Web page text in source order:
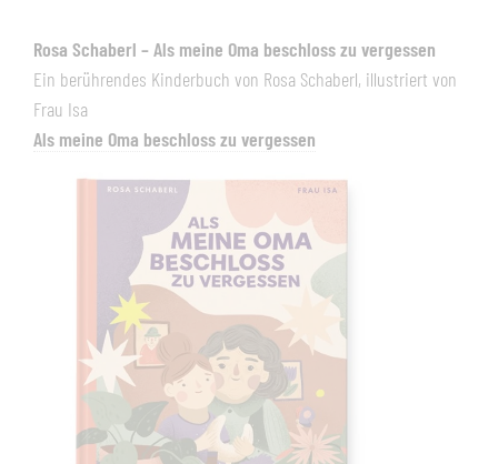
Rosa Schaberl – Als meine Oma beschloss zu vergessen
Ein berührendes Kinderbuch von Rosa Schaberl, illustriert von
Frau Isa
Als meine Oma beschloss zu vergessen